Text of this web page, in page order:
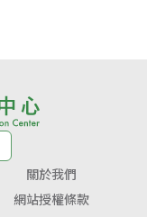
關於我們
網站授權條款